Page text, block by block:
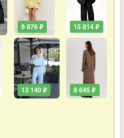
9 876 ₽
13 140 ₽
15 814 ₽
8 645 ₽